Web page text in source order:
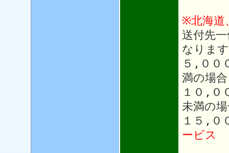
※北海道
送付先
なりま
５,００
満の場
１０,０
未満の
１５,０
ービス